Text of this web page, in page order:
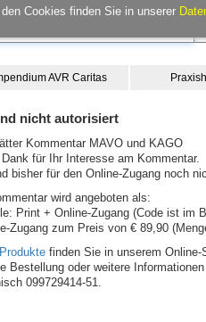
Cookies finden Sie in unserer
AVR Caritas
nicht autorisiert
Kommentar MAVO und KAGO
für Ihr Interesse am Kommentar.
bisher für den Online-Zugang noch
wird angeboten als:
Print + Online-Zugang (Code ist im
Zugang zum Preis von € 89,90
Produkte finden Sie in unserem Online-
Bestellung oder weitere
099729414-51.